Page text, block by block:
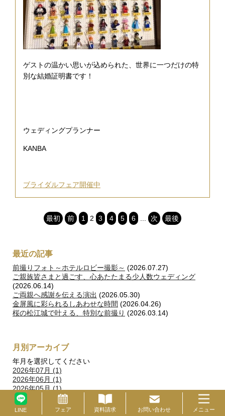
ブライダルフェア 資料請求 お問い合わせ
ゲストの温かい思いが込められた、世界に一つだけの特
別な結婚証明書です！
ウェディングプランナー
KANBA
ブライダルフェア開催中
最初 前 1 2 3 4 5 6 次 最後
最近の記事
前撮りフォト～ホテルロビー撮影～ (2026.07.27)
ご親族皆さまと過ごす、心あたたまる少人数ウェディング
(2026.06.14)
ご両親へ感謝を伝える演出 (2026.05.30)
金屏風に彩られるしあわせな時間 (2026.04.26)
桜の松江城で叶える、特別な前撮り (2026.03.14)
月別アーカイブ
年月を選択してください
2026年07月 (1)
2026年06月 (1)
2026年05月 (1)
2026年04月 (1)
2026年03月 (1)
LINE フェア 資料請求 お問い合わせ メニュー